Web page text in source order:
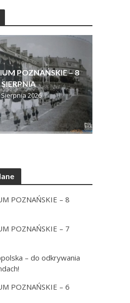
POZNAŃSKIE – 8
SIERPNIA
Sierpnia 2026
POZNAŃSKIE – 8
POZNAŃSKIE – 7
– do odkrywania
POZNAŃSKIE – 6